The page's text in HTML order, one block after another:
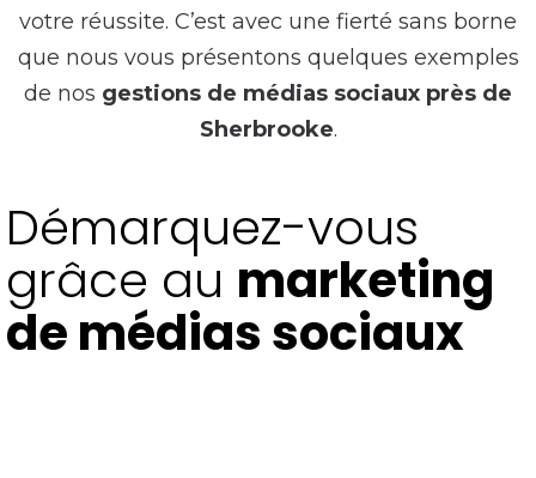
votre réussite. C’est avec une fierté sans borne
que nous vous présentons quelques exemples
de nos gestions de médias sociaux près de
Sherbrooke.
Démarquez-vous
grâce au marketing
de médias sociaux